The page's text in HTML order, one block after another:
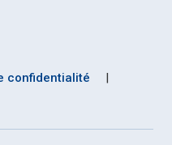
confidentialité
|